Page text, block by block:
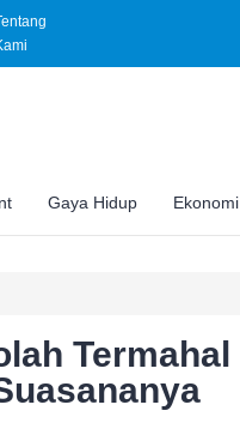
Gaya Hidup Ekonomi
Termahal